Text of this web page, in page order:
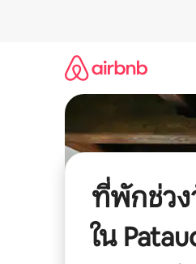
ที่พักช่ว
ใน